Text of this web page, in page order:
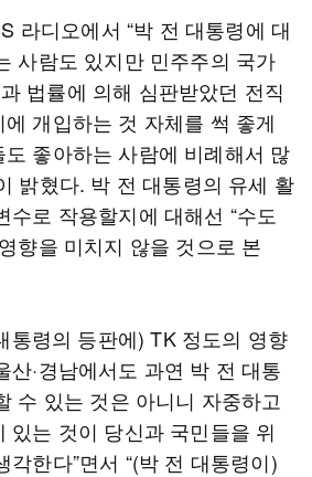
라디오에서 “박 전 대통령에 대
사람도 있지만 민주주의 국가
법률에 의해 심판받았던 전직
개입하는 것 자체를 썩 좋게
좋아하는 사람에 비례해서 많
밝혔다. 박 전 대통령의 유세 활
수로 작용할지에 대해선 “수도
향을 미치지 않을 것으로 본
통령의 등판에) TK 정도의 영향
산·경남에서도 과연 박 전 대통
수 있는 것은 아니니 자중하고
있는 것이 당신과 국민들을 위
한다”면서 “(박 전 대통령이)